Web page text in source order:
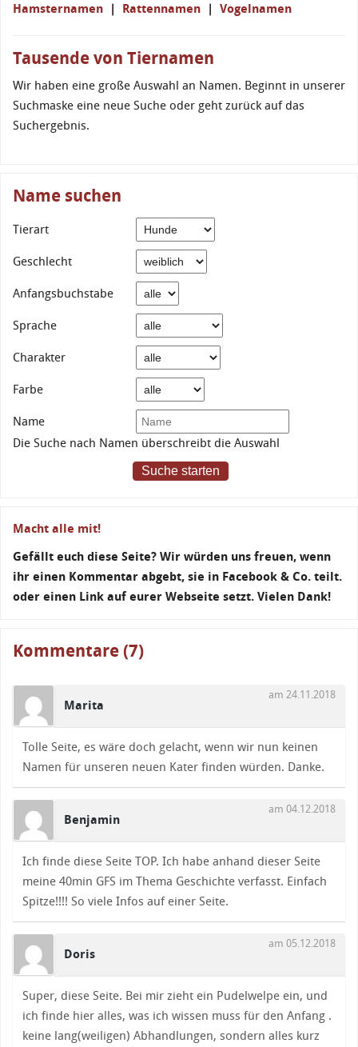
Hamsternamen | Rattennamen | Vogelnamen
Tausende von Tiernamen
Wir haben eine große Auswahl an Namen. Beginnt in unserer
Suchmaske eine neue Suche oder geht zurück auf das
Suchergebnis.
Name suchen
Tierart
Geschlecht
Anfangsbuchstabe
Sprache
Charakter
Farbe
Name
Die Suche nach Namen überschreibt die Auswahl
Suche starten
Macht alle mit!
Gefällt euch diese Seite? Wir würden uns freuen, wenn
ihr einen Kommentar abgebt, sie in Facebook & Co. teilt.
oder einen Link auf eurer Webseite setzt. Vielen Dank!
Kommentare (7)
Marita
am 24.11.2018
Tolle Seite, es wäre doch gelacht, wenn wir nun keinen
Namen für unseren neuen Kater finden würden. Danke.
Benjamin
am 04.12.2018
Ich finde diese Seite TOP. Ich habe anhand dieser Seite
meine 40min GFS im Thema Geschichte verfasst. Einfach
Spitze!!!! So viele Infos auf einer Seite.
Doris
am 05.12.2018
Super, diese Seite. Bei mir zieht ein Pudelwelpe ein, und
ich finde hier alles, was ich wissen muss für den Anfang .
keine lang(weiligen) Abhandlungen, sondern alles kurz